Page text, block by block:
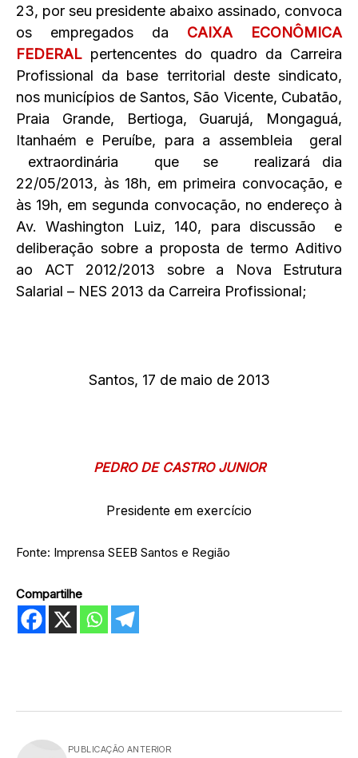
23, por seu presidente abaixo assinado, convoca
os empregados da CAIXA ECONÔMICA
FEDERAL pertencentes do quadro da Carreira
Profissional da base territorial deste sindicato,
nos municípios de Santos, São Vicente, Cubatão,
Praia Grande, Bertioga, Guarujá, Mongaguá,
Itanhaém e Peruíbe, para a assembleia geral
extraordinária que se realizará dia
22/05/2013, às 18h, em primeira convocação, e
às 19h, em segunda convocação, no endereço à
Av. Washington Luiz, 140, para discussão e
deliberação sobre a proposta de termo Aditivo
ao ACT 2012/2013 sobre a Nova Estrutura
Salarial – NES 2013 da Carreira Profissional;
Santos, 17 de maio de 2013
PEDRO DE CASTRO JUNIOR
Presidente em exercício
Fonte: Imprensa SEEB Santos e Região
Compartilhe
PUBLICAÇÃO ANTERIOR